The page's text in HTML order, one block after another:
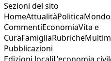
Sezioni del sito
HomeAttualitàPoliticaMondo
CommentiEconomiaVita e
CuraFamigliaRubriche
Pubblicazioni